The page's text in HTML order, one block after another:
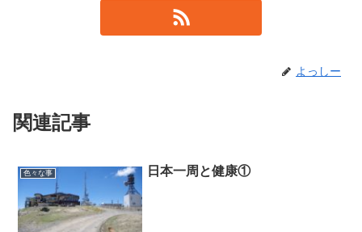
よっしー
関連記事
色々な事 日本一周と健康①